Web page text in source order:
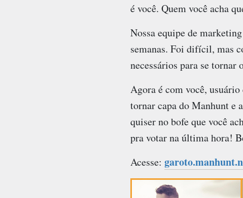
é você. Quem você acha
Nossa equipe de
semanas. Foi difícil, mas
necessários para se tornar
Agora é com você, usuário
tornar capa doManhunte
quiser no bofe que você
pra votar na última hora!
Acesse: